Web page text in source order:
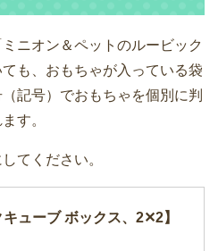
ニオン＆ペットのルービック
も、おもちゃが入っている袋
記号）でおもちゃを個別に判
す。
てください。
ューブ ボックス、2✕2】